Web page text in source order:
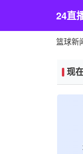
24直
篮球新
现